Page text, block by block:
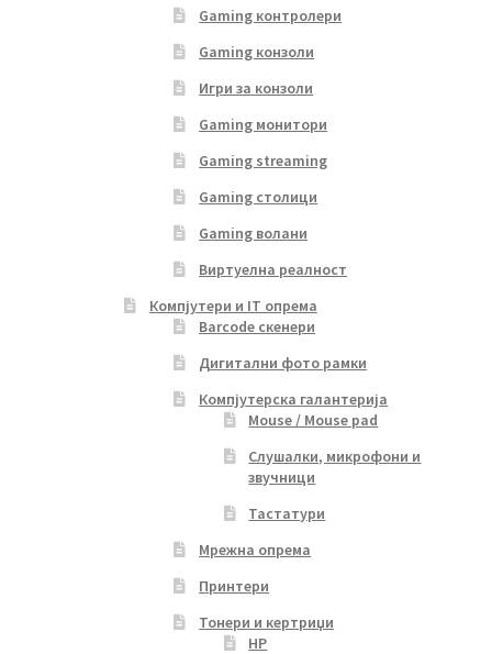
Gaming контролери
Gaming конзоли
Игри за конзоли
Gaming монитори
Gaming streaming
Gaming столици
Gaming волани
Виртуелна реалност
Компјутери и IT опрема
Barcode скенери
Дигитални фото рамки
Компјутерска галантерија
Mouse / Mouse pad
Слушалки, микрофони и
звучници
Тастатури
Мрежна опрема
Принтери
Тонери и кертриџи
HP